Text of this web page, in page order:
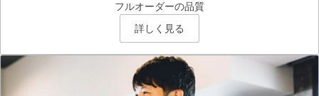
フルオーダーの品質
詳しく見る